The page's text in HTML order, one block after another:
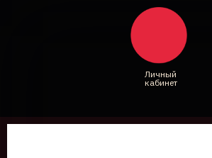
Личный
кабинет